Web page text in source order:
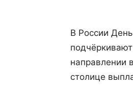
В России
направлении
столице